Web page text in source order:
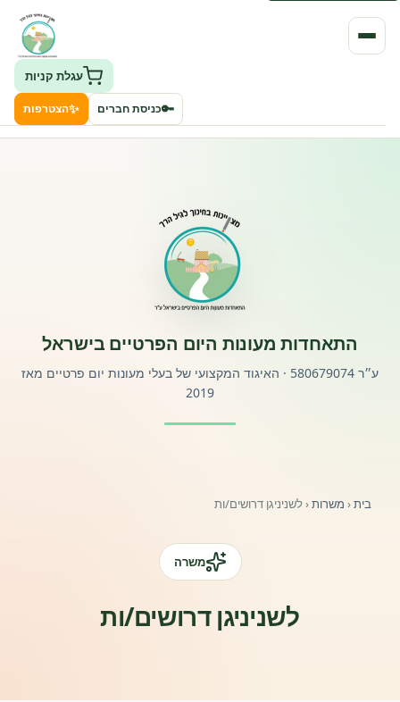
פורטל לוח מודעות דרושים עובדים
השתלמויות וקורסים לגננות ולצוותי חינוך | גיל הרך 0-6
עגלת קניות
🔑כניסת חברים ✨הצטרפות
התאחדות מעונות היום הפרטיים בישראל
ע״ר 580679074 · האיגוד המקצועי של בעלי מעונות יום פרטיים מאז
2019
בית‹ משרות‹לשניניגן דרושים/ות
משרה
לשניניגן דרושים/ות